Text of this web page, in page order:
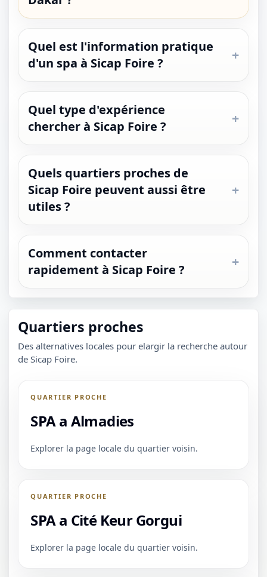
Quel est l'information pratique
d'un spa à Sicap Foire ?
Quel type d'expérience
chercher à Sicap Foire ?
Quels quartiers proches de
Sicap Foire peuvent aussi être
utiles ?
Comment contacter
rapidement à Sicap Foire ?
Quartiers proches
Des alternatives locales pour elargir la recherche autour
de Sicap Foire.
QUARTIER PROCHE
SPA a Almadies
Explorer la page locale du quartier voisin.
QUARTIER PROCHE
SPA a Cité Keur Gorgui
Explorer la page locale du quartier voisin.
1 / 1
⛶↓ ✕